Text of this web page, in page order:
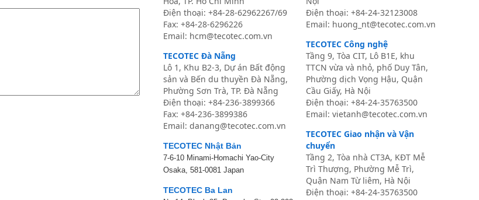
Điện thoại: +84-28-62962267/69
Fax: +84-28-6296226
Email: hcm@tecotec.com.vn
TECOTEC Đà Nẵng
Lô 1, Khu B2-3, Dự án Bất động
sản và Bến du thuyền Đà Nẵng,
Phường Sơn Trà, TP. Đà Nẵng
Điện thoại: +84-236-3899366
Fax: +84-236-3899386
Email: danang@tecotec.com.vn
TECOTEC Nhật Bản
7-6-10 Minami-Homachi Yao-City
Osaka, 581-0081 Japan
TECOTEC Ba Lan
Điện thoại: +84-24-32123008
Email: huong_nt@tecotec.com.vn
TECOTEC Công nghệ
Tầng 9, Tòa CIT, Lô B1E, khu
TTCN vừa và nhỏ, phố Duy Tân,
Phường dịch Vọng Hậu, Quận
Cầu Giấy, Hà Nội
Điện thoại: +84-24-35763500
Email: vietanh@tecotec.com.vn
TECOTEC Giao nhận và Vận
chuyển
Tầng 2, Tòa nhà CT3A, KĐT Mễ
Trì Thượng, Phường Mễ Trì,
Quận Nam Từ liêm, Hà Nội
Điện thoại: +84-24-35763500